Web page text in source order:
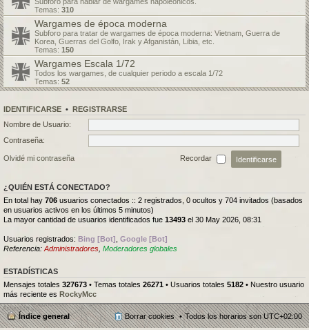
Temas: 310
Wargames de época moderna
Subforo para tratar de wargames de época moderna: Vietnam, Guerra de
Korea, Guerras del Golfo, Irak y Afganistán, Libia, etc.
Temas: 150
Wargames Escala 1/72
Todos los wargames, de cualquier periodo a escala 1/72
Temas: 52
IDENTIFICARSE • REGISTRARSE
Nombre de Usuario:
Contraseña:
Olvidé mi contraseña Recordar
¿QUIÉN ESTÁ CONECTADO?
En total hay 706 usuarios conectados :: 2 registrados, 0 ocultos y 704 invitados (basados
en usuarios activos en los últimos 5 minutos)
La mayor cantidad de usuarios identificados fue 13493 el 30 May 2026, 08:31
Usuarios registrados: Bing [Bot] Google [Bot]
Referencia: Administradores Moderadores globales
ESTADÍSTICAS
Mensajes totales 327673 • Temas totales 26271 • Usuarios totales 5182 • Nuestro usuario
más reciente es RockyMcc
Índice general Todos los horarios sonUTC+02:00
Borrar cookies